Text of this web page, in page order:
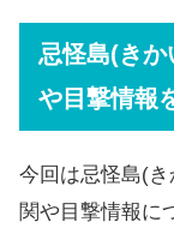
忌怪島(きか
や目撃情報
今回は忌怪島(
関や目撃情報に